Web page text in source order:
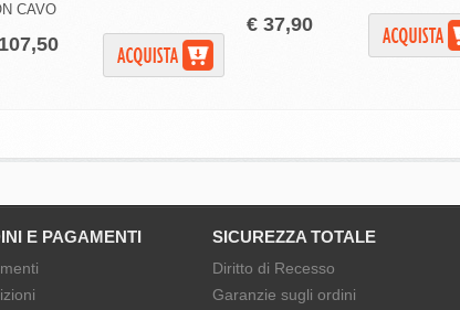
CAVO
€ 37,90
E PAGAMENTI SICUREZZA TOTALE
Diritto di Recesso
Garanzie sugli ordini